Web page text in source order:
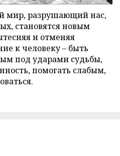
мир, разрушающий нас,
становятся новым
и отменяя
к человеку – быть
под ударами судьбы,
помогать слабым,